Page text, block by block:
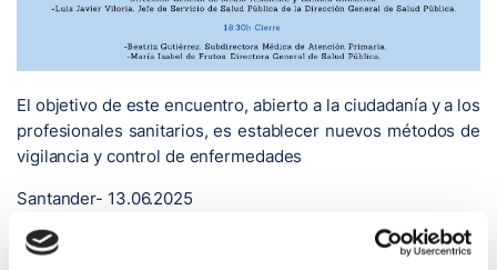
El objetivo de este encuentro, abierto a la ciudadanía y a los
profesionales sanitarios, es establecer nuevos métodos de
vigilancia y control de enfermedades
Santander- 13.06.2025
El Hospital Universitario Marqués de Valdecilla (HUMV)